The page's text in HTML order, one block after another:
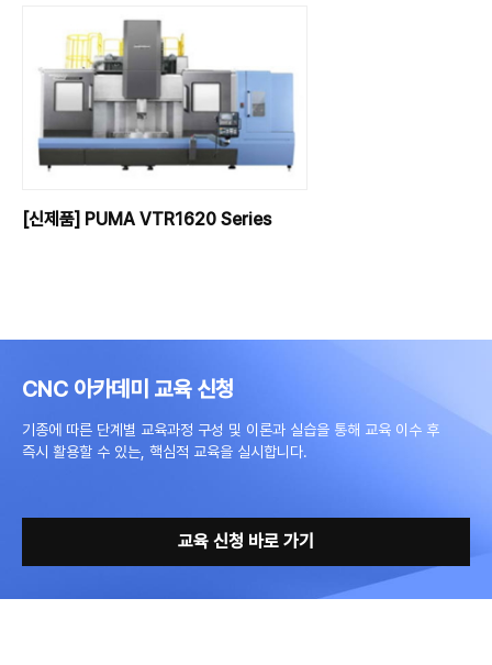
[신제품] PUMA VTR1620 Series
CNC 아카데미 교육 신청
기종에 따른 단계별 교육과정 구성 및 이론과 실습을 통해 교육 이수 후
즉시 활용할 수 있는, 핵심적 교육을 실시합니다.
교육 신청 바로 가기